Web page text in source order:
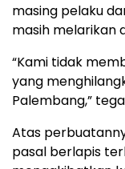
masing pelaku
masih melarikan
“Kami tidak
yang
Palembang,”
Atas
pasal berlapis